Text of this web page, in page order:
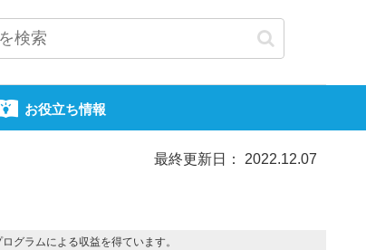
お役立ち情報
最終更新日： 2022.12.07
グラムによる収益を得ています。